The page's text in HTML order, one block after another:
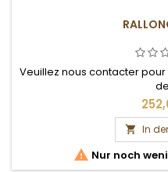
Veuillez nous contacter
 In
 Nur noch